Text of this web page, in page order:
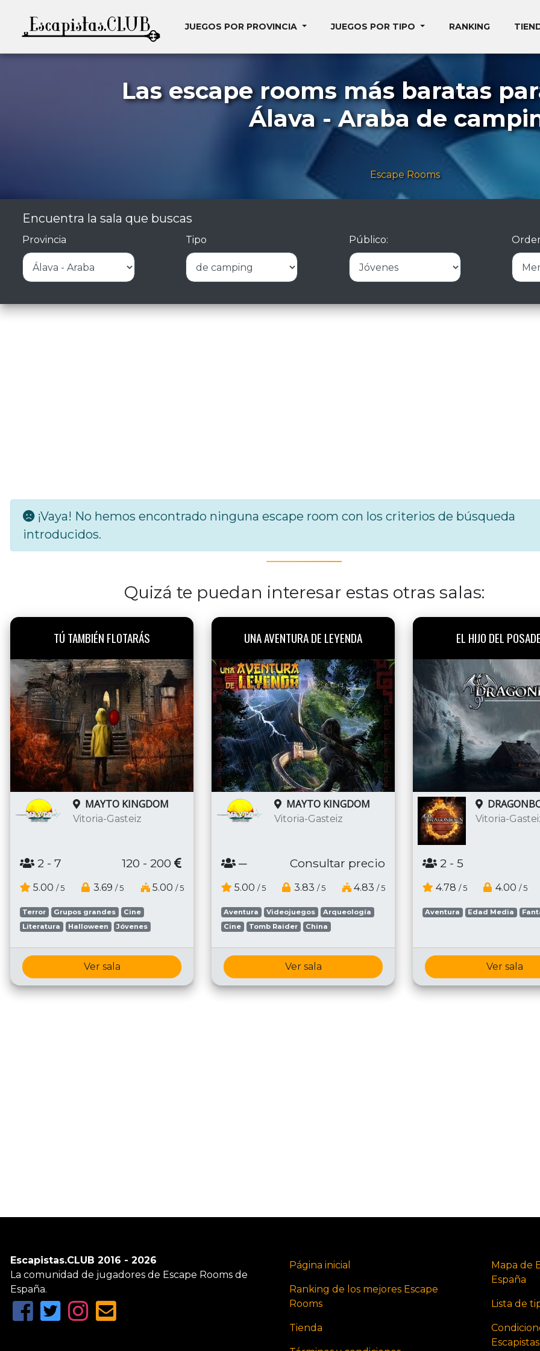
JUEGOS POR PROVINCIA JUEGOS POR TIPO RANKING
Las escape rooms más baratas
Álava - Araba de
Escape Rooms
Encuentra la sala que buscas
Provincia Tipo Público:
¡Vaya! No hemos encontrado ninguna escape room con los criterios de búsqueda
introducidos.
Quizá te puedan interesar estas otras salas:
TÚ TAMBIÉN FLOTARÁS
MAYTO KINGDOM
Vitoria-Gasteiz
2 - 7 120 - 200
5.00 / 5 3.69 / 5 5.00 / 5
Terror Grupos grandes
Cine
Literatura
Halloween Jóvenes
Ver sala
UNA AVENTURA DE LEYENDA
MAYTO KINGDOM
Vitoria-Gasteiz
─ Consultar precio
5.00 / 5 3.83 / 5 4.83 / 5
Aventura Videojuegos
Arqueología
Cine
Tomb Raider China
Ver sala
EL HIJO DEL
Vitoria-
2 - 5
4.78 / 5 4.00 / 5
Aventura Edad Media
Ver sala
Escapistas.CLUB 2016 - 2026
La comunidad de jugadores de Escape Rooms de
España.
Página inicial
Ranking de los mejores Escape
Rooms
Tienda
Mapa de
España
Lista de